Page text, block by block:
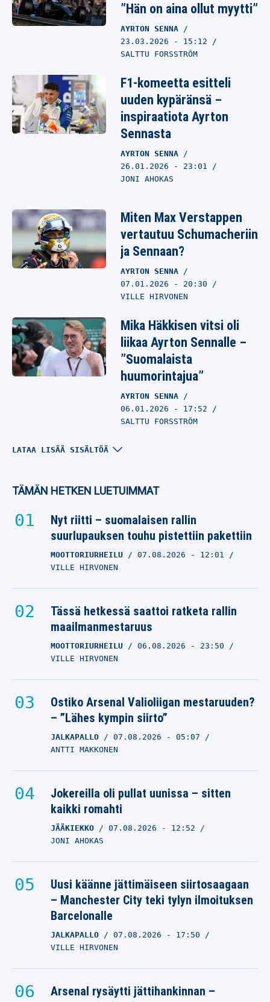
”Hän on aina ollut myytti”
AYRTON SENNA
23.03.2026 - 15:12
SALTTU FORSSTRÖM
F1-komeetta esitteli
uuden kypäränsä –
inspiraatiota Ayrton
Sennasta
AYRTON SENNA
26.01.2026 - 23:01
JONI AHOKAS
Miten Max Verstappen
vertautuu Schumacheriin
ja Sennaan?
AYRTON SENNA
07.01.2026 - 20:30
VILLE HIRVONEN
Mika Häkkisen vitsi oli
liikaa Ayrton Sennalle –
”Suomalaista
huumorintajua”
AYRTON SENNA
06.01.2026 - 17:52
SALTTU FORSSTRÖM
Oscar Piastrilla
Mika Häkkisen ja Ayrton
AYRTON SENNA
18.09.2025- 20:52
matkalla kohti Sennan ja
Prostin lukemia
AYRTON SENNA
27.07.2025- 19:01
F1-legenda lyttäsi
Netflixin dokumentin
täysin
AYRTON SENNA
F1-pomo nimesi kaikkien
aikojen
suosikkikuljettajansa –
suomalainen
AYRTON SENNA
18.02.2025- 13:49
KARI AHO
LATAA LISÄÄ SISÄLTÖÄ
TÄMÄN HETKEN LUETUIMMAT
Nyt riitti – suomalaisen rallin
suurlupauksen touhu pistettiin pakettiin
MOOTTORIURHEILU 07.08.2026 - 12:01
VILLE HIRVONEN
Tässä hetkessä saattoi ratketa rallin
maailmanmestaruus
MOOTTORIURHEILU 06.08.2026 - 23:50
VILLE HIRVONEN
Ostiko Arsenal Valioliigan mestaruuden?
– ”Lähes kympin siirto”
JALKAPALLO 07.08.2026 - 05:07
ANTTI MAKKONEN
Jokereilla oli pullat uunissa – sitten
kaikki romahti
JÄÄKIEKKO 07.08.2026 - 12:52
JONI AHOKAS
Uusi käänne jättimäiseen siirtosaagaan
– Manchester City teki tylyn ilmoituksen
Barcelonalle
JALKAPALLO 07.08.2026 - 17:50
VILLE HIRVONEN
Arsenal rysäytti jättihankinnan –